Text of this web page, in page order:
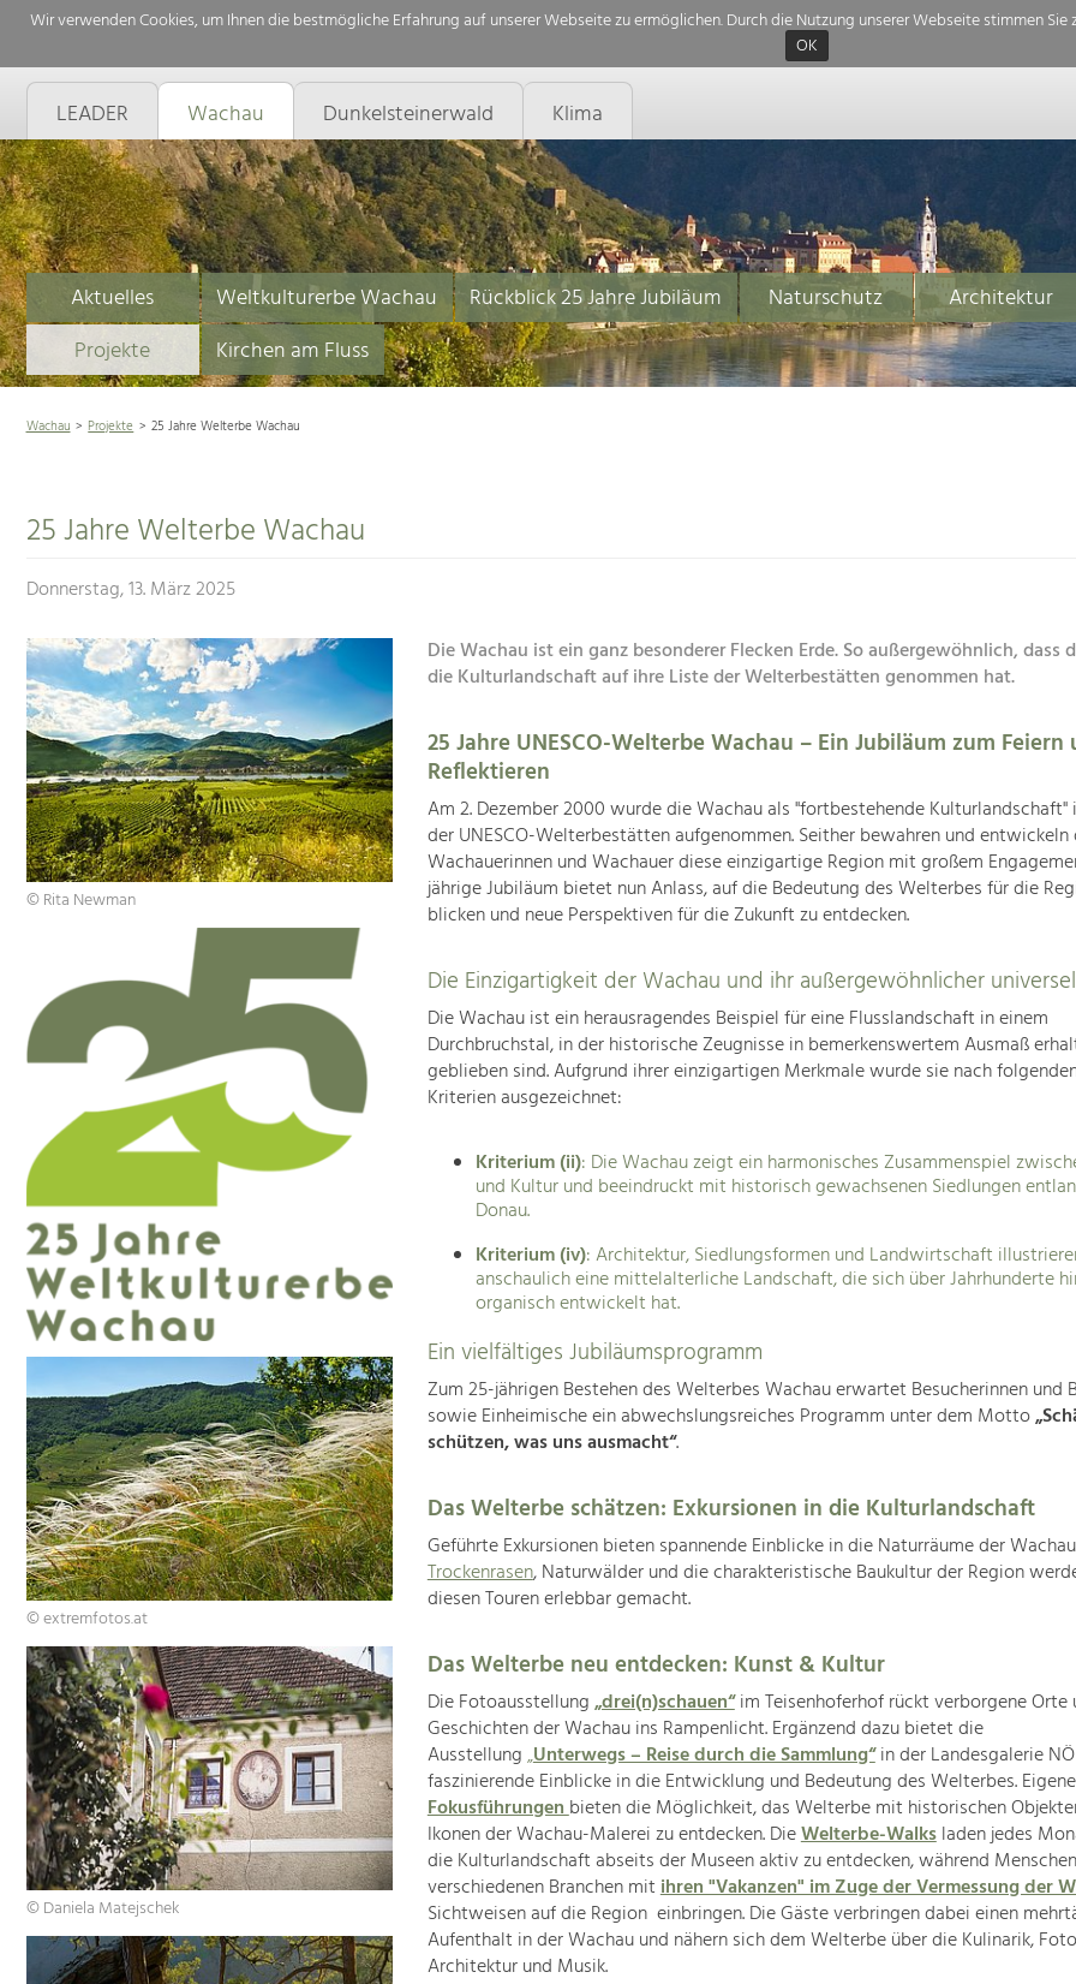
Wir verwenden Cookies, um Ihnen die bestmögliche Erfahrung auf unserer Webseite zu ermöglichen. Durch die Nutzung unserer Webseite stimmen
OK
LEADER Wachau Dunkelsteinerwald Klima
Aktuelles Weltkulturerbe Wachau Rückblick 25 Jahre Jubiläum Naturschutz Architektur
Projekte
Kirchen am Fluss
Wachau Projekte 25 Jahre Welterbe Wachau
25 Jahre Welterbe Wachau
Donnerstag, 13. März 2025
© Rita Newman
© extremfotos.at
© Daniela Matejschek
Die Wachau ist ein ganz besonderer Flecken Erde. So außergewöhnlich, dass
die Kulturlandschaft auf ihre Liste der Welterbestätten genommen hat.
25 Jahre UNESCO-Welterbe Wachau – Ein Jubiläum zum Feiern
Reflektieren
Am 2. Dezember 2000 wurde die Wachau als "fortbestehende
der UNESCO-Welterbestätten aufgenommen. Seither bewahren und entwickeln
Wachauerinnen und Wachauer diese einzigartige Region mit großem
jährige Jubiläum bietet nun Anlass, auf die Bedeutung des Welterbes für die
blicken und neue Perspektiven für die Zukunft zu entdecken.
Die Einzigartigkeit der Wachau und ihr außergewöhnlicher
Die Wachau ist ein herausragendes Beispiel für eine Flusslandschaft in einem
Durchbruchstal, in der historische Zeugnisse in bemerkenswertem Ausmaß
geblieben sind. Aufgrund ihrer einzigartigen Merkmale wurde sie nach
Kriterien ausgezeichnet:
Kriterium (ii): Die Wachau zeigt ein harmonisches Zusammenspiel
und Kultur und beeindruckt mit historisch gewachsenen Siedlungen
Donau.
Kriterium (iv): Architektur, Siedlungsformen und Landwirtschaft
anschaulich eine mittelalterliche Landschaft, die sich über Jahrhunderte
organisch entwickelt hat.
Ein vielfältiges Jubiläumsprogramm
Zum 25-jährigen Bestehen des Welterbes Wachau erwartet Besucherinnen und
sowie Einheimische ein abwechslungsreiches Programm unter dem Motto
schützen, was uns ausmacht“.
Das Welterbe schätzen: Exkursionen in die Kulturlandschaft
Geführte Exkursionen bieten spannende Einblicke in die Naturräume der
Trockenrasen, Naturwälder und die charakteristische Baukultur der Region
diesen Touren erlebbar gemacht.
Das Welterbe neu entdecken: Kunst & Kultur
Die Fotoausstellung„drei(n)schauen“im Teisenhoferhof rückt verborgene Orte
Geschichten der Wachau ins Rampenlicht. Ergänzend dazu bietet die
Ausstellung„Unterwegs – Reise durch die Sammlung“in der Landesgalerie NÖ
faszinierende Einblicke in die Entwicklung und Bedeutung des Welterbes. Eigene
Fokusführungenbieten die Möglichkeit, das Welterbe mit historischen
Ikonen der Wachau-Malerei zu entdecken. DieWelterbe-Walksladen jedes
die Kulturlandschaft abseits der Museen aktiv zu entdecken, während
verschiedenen Branchen mitihren "Vakanzen" im Zuge der Vermessung der
Sichtweisen auf die Region einbringen. Die Gäste verbringen dabei einen
Aufenthalt in der Wachau und nähern sich dem Welterbe über die Kulinarik,
Architektur und Musik.